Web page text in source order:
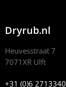
Dryrub.nl
Heuvesstraat 7
7071XR Ulft
+31 (0)6